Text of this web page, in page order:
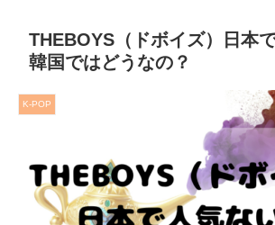
THEBOYS（ドボイズ）日本
韓国ではどうなの？
K-POP